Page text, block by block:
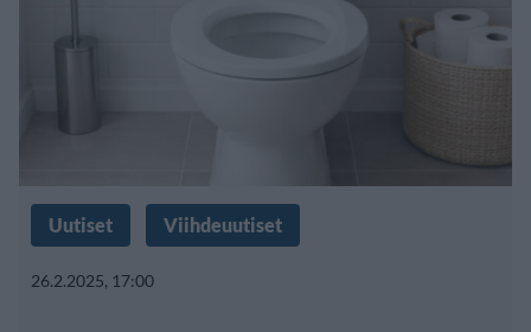
Uutiset Viihdeuutiset
26.2.2025, 17:00